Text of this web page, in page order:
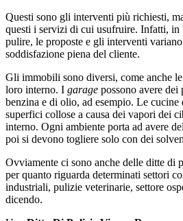
Questi sono gli interventi più richiesti,
questi i servizi di cui usufruire. Infatti, in
pulire, le proposte e gli interventi
soddisfazione piena del cliente.
Gli immobili sono diversi, come anche
loro interno. I garage possono avere
benzina e di olio, ad esempio. Le
superfici collose a causa dei vapori dei
interno. Ogni ambiente porta ad avere
poi si devono togliere solo con dei
Ovviamente ci sono anche delle ditte di
per quanto riguarda determinati settori
industriali, pulizie veterinarie, settore
dicendo.